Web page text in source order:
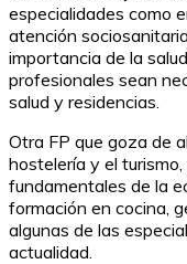
especialidades como
atención
importancia de la
profesionales sean
salud y residencias.
Otra FP que goza de
hostelería y el
fundamentales de la
formación en cocina,
algunas de las
actualidad.